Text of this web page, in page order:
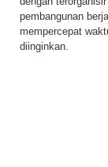
pembangunan
mempercepat
diinginkan.